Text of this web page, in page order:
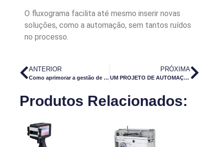
O fluxograma facilita até mesmo inserir novas
soluções, como a automação, sem tantos ruídos
no processo.
ANTERIOR
Como aprimorar a gestão de energia na manufatura com a ISO 50001
PRÓXIMA
UM PROJETO DE AUTOMAÇÃO INDUSTRIAL CUSTA CARO?
Produtos Relacionados: